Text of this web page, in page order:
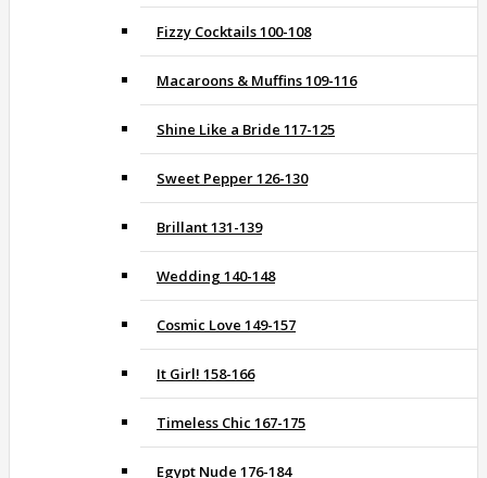
Fizzy Cocktails 100-108
Macaroons & Muffins 109-116
Shine Like a Bride 117-125
Sweet Pepper 126-130
Brillant 131-139
Wedding 140-148
Cosmic Love 149-157
It Girl! 158-166
Timeless Chic 167-175
Egypt Nude 176-184